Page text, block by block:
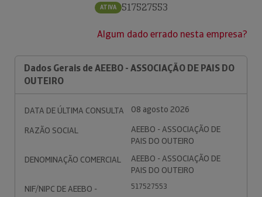
ATIVA 517527553
Algum dado errado nesta empresa?
Dados Gerais de AEEBO - ASSOCIAÇÃO DE PAIS DO
OUTEIRO
DATA DE ÚLTIMA CONSULTA
08 agosto 2026
RAZÃO SOCIAL
AEEBO - ASSOCIAÇÃO DE
PAIS DO OUTEIRO
DENOMINAÇÃO COMERCIAL
AEEBO - ASSOCIAÇÃO DE
PAIS DO OUTEIRO
NIF/NIPC DE AEEBO -
517527553